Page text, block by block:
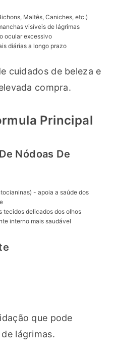
Maltês, Caniches, etc.)
visíveis de lágrimas
ocular excessivo
diárias a longo prazo
cuidados de beleza e
compra.
Principal
Nódoas De
- apoia a saúde dos
tecidos delicados dos olhos
interno mais saudável
que pode
lágrimas.